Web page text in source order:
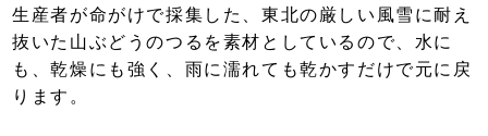
生産者が命がけで採集した、東北の厳しい風雪に耐え
抜いた山ぶどうのつるを素材としているので、水に
も、乾燥にも強く、雨に濡れても乾かすだけで元に戻
ります。